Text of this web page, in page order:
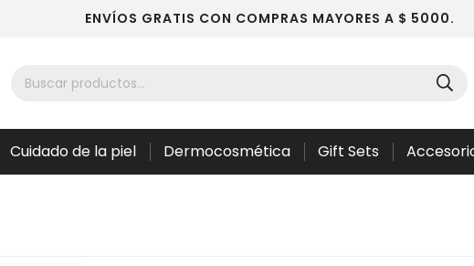
ENVÍOS GRATIS CON COMPRAS MAYORES A $ 5000.
Cuidado de la piel Dermocosmética Gift Sets